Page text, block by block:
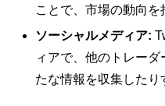
ことで、市場の動向を
ソーシャルメディア:
ィアで、他のトレー
たな情報を収集したり